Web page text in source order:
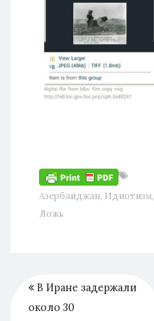
Азербайджан, Идиотизм,
Ложь
В Иране задержали
около 30